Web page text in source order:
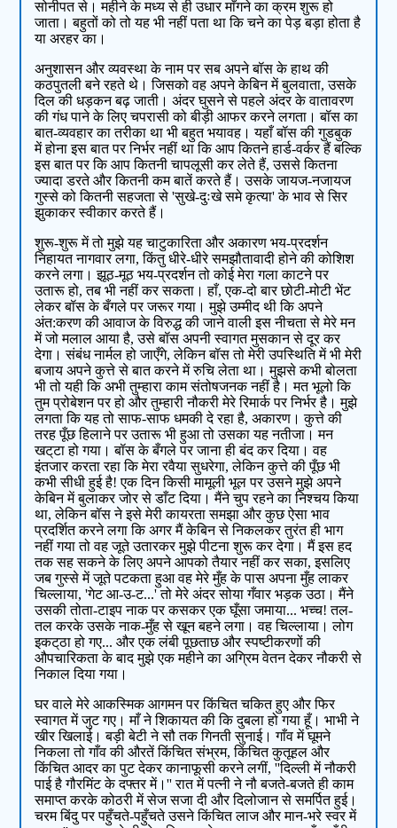
सोनीपत से। महीने के मध्य से ही उधार माँगने का क्रम शुरू हो
जाता। बहुतों को तो यह भी नहीं पता था कि चने का पेड़ बड़ा होता है
या अरहर का।
अनुशासन और व्यवस्था के नाम पर सब अपने बॉस के हाथ की
कठपुतली बने रहते थे। जिसको वह अपने केबिन में बुलवाता, उसके
दिल की धड़कन बढ़ जाती। अंदर घुसने से पहले अंदर के वातावरण
की गंध पाने के लिए चपरासी को बीड़ी आफर करने लगता। बॉस का
बात-व्यवहार का तरीका था भी बहुत भयावह। यहाँ बॉस की गुडबुक
में होना इस बात पर निर्भर नहीं था कि आप कितने हार्ड-वर्कर हैं बल्कि
इस बात पर कि आप कितनी चापलूसी कर लेते हैं, उससे कितना
ज्यादा डरते और कितनी कम बातें करते हैं। उसके जायज-नजायज
गुस्से को कितनी सहजता से 'सुखे-दुःखे समे कृत्या' के भाव से सिर
झुकाकर स्वीकार करते हैं।
शुरू-शुरू में तो मुझे यह चाटुकारिता और अकारण भय-प्रदर्शन
निहायत नागवार लगा, किंतु धीरे-धीरे समझौतावादी होने की कोशिश
करने लगा। झूठ-मूठ भय-प्रदर्शन तो कोई मेरा गला काटने पर
उतारू हो, तब भी नहीं कर सकता। हाँ, एक-दो बार छोटी-मोटी भेंट
लेकर बॉस के बँगले पर जरूर गया। मुझे उम्मीद थी कि अपने
अंत:करण की आवाज के विरुद्ध की जाने वाली इस नीचता से मेरे मन
में जो मलाल आया है, उसे बॉस अपनी स्वागत मुसकान से दूर कर
देगा। संबंध नार्मल हो जाएँगे, लेकिन बॉस तो मेरी उपस्थिति में भी मेरी
बजाय अपने कुत्ते से बात करने में रुचि लेता था। मुझसे कभी बोलता
भी तो यही कि अभी तुम्हारा काम संतोषजनक नहीं है। मत भूलो कि
तुम प्रोबेशन पर हो और तुम्हारी नौकरी मेरे रिमार्क पर निर्भर है। मुझे
लगता कि यह तो साफ-साफ धमकी दे रहा है, अकारण। कुत्ते की
तरह पूँछ हिलाने पर उतारू भी हुआ तो उसका यह नतीजा। मन
खट्‌टा हो गया। बॉस के बँगले पर जाना ही बंद कर दिया। वह
इंतजार करता रहा कि मेरा रवैया सुधरेगा, लेकिन कुत्ते की पूँछ भी
कभी सीधी हुई है! एक दिन किसी मामूली भूल पर उसने मुझे अपने
केबिन में बुलाकर जोर से डाँट दिया। मैंने चुप रहने का निश्चय किया
था, लेकिन बॉस ने इसे मेरी कायरता समझा और कुछ ऐसा भाव
प्रदर्शित करने लगा कि अगर मैं केबिन से निकलकर तुरंत ही भाग
नहीं गया तो वह जूते उतारकर मुझे पीटना शुरू कर देगा। मैं इस हद
तक सह सकने के लिए अपने आपको तैयार नहीं कर सका, इसलिए
जब गुस्से में जूते पटकता हुआ वह मेरे मुँह के पास अपना मुँह लाकर
चिल्लाया, 'गेट आ-उ-ट...' तो मेरे अंदर सोया गँवार भड़क उठा। मैंने
उसकी तोता-टाइप नाक पर कसकर एक घूँसा जमाया... भच्च! तल-
तल करके उसके नाक-मुँह से खून बहने लगा। वह चिल्लाया। लोग
इकट्‌ठा हो गए... और एक लंबी पूछताछ और स्पष्टीकरणों की
औपचारिकता के बाद मुझे एक महीने का अग्रिम वेतन देकर नौकरी से
निकाल दिया गया।
घर वाले मेरे आकस्मिक आगमन पर किंचित चकित हुए और फिर
स्वागत में जुट गए। माँ ने शिकायत की कि दुबला हो गया हूँ। भाभी ने
खीर खिलाई। बड़ी बेटी ने सौ तक गिनती सुनाई। गाँव में घूमने
निकला तो गाँव की औरतें किंचित संभ्रम, किंचित कुतूहल और
किंचित आदर का पुट देकर कानाफूसी करने लगीं, ''दिल्ली में नौकरी
पाई है गौरमिंट के दफ्तर में।'' रात में पत्नी ने नौ बजते-बजते ही काम
समाप्त करके कोठरी में सेज सजा दी और दिलोजान से समर्पित हुई।
चरम बिंदु पर पहुँचते-पहुँचते उसने किंचित लाज और मान-भरे स्वर में